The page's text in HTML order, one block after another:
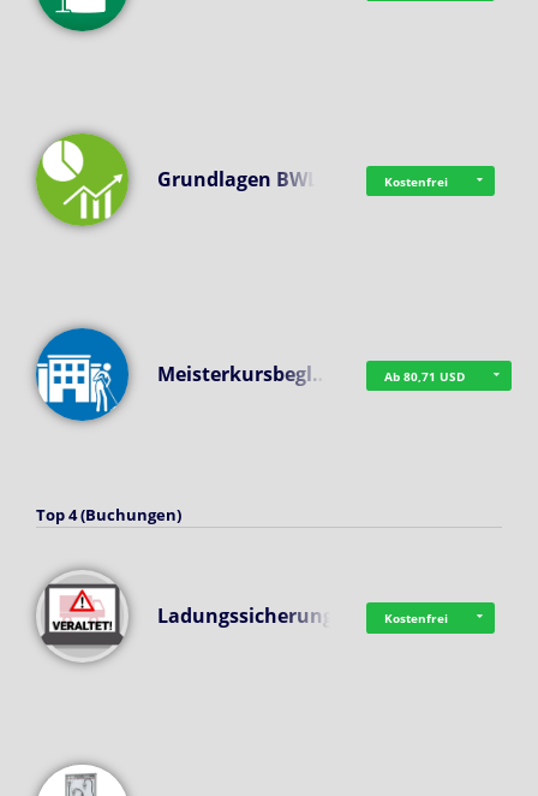
Grundlagen BWL Kostenfrei
Meisterkursbegl… Ab 80,71 USD
Top 4 (Buchungen)
Ladungssicherung Kostenfrei